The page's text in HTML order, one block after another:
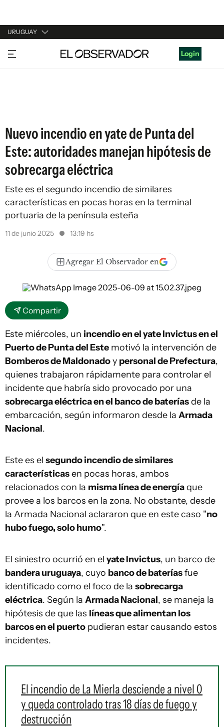
URUGUAY
URUGUAY
ARGENTINA
Login
Nuevo incendio en yate de Punta del
Este: autoridades manejan hipótesis de
sobrecarga eléctrica
Este es el segundo incendio de similares
características en pocas horas en la terminal
portuaria de la península esteña
11 de junio 2025 13:19 hs
Agregar El Observador en
Compartir
Este miércoles, un incendio en el yate Invictus en el
Puerto de Punta del Este motivó la intervención de
Bomberos de Maldonadoy personal de Prefectura,
quienes trabajaron rápidamente para controlar el
incidente que habría sido provocado por una
sobrecarga eléctrica en el banco de bateríasde la
embarcación, según informaron desde la Armada
Nacional.
Este es el segundo incendio de similares
característicasen pocas horas, ambos
relacionados con la misma línea de energíaque
provee a los barcos en la zona. No obstante, desde
la Armada Nacional aclararon que en este caso "no
hubo fuego, solo humo".
El siniestro ocurrió en el yate Invictus, un barco de
bandera uruguaya, cuyo banco de bateríasfue
identificado como el foco de la sobrecarga
eléctrica. Según la Armada Nacional, se maneja la
hipótesis de que las líneas que alimentan los
barcos en el puerto pudieran estar causando estos
incidentes.
El incendio de La Mierla desciende a nivel 0
y queda controlado tras 18 días de fuego y
destrucción